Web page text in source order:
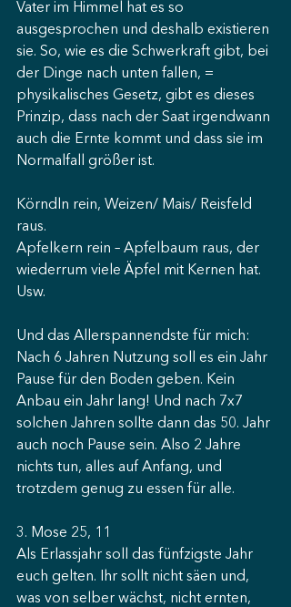
Vater im Himmel hat es so
ausgesprochen und deshalb existieren
sie. So, wie es die Schwerkraft gibt, bei
der Dinge nach unten fallen, =
physikalisches Gesetz, gibt es dieses
Prinzip, dass nach der Saat irgendwann
auch die Ernte kommt und dass sie im
Normalfall größer ist.
Körndln rein, Weizen/ Mais/ Reisfeld
raus.
Apfelkern rein – Apfelbaum raus, der
wiederrum viele Äpfel mit Kernen hat.
Usw.
Und das Allerspannendste für mich:
Nach 6 Jahren Nutzung soll es ein Jahr
Pause für den Boden geben. Kein
Anbau ein Jahr lang! Und nach 7x7
solchen Jahren sollte dann das 50. Jahr
auch noch Pause sein. Also 2 Jahre
nichts tun, alles auf Anfang, und
trotzdem genug zu essen für alle.
3. Mose 25, 11
Als Erlassjahr soll das fünfzigste Jahr
euch gelten. Ihr sollt nicht säen und,
was von selber wächst, nicht ernten,